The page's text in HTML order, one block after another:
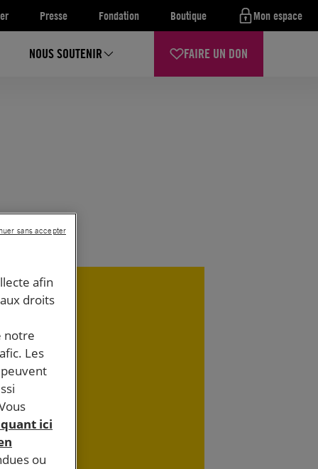
Presse Fondation Boutique Mon espace
NOUS SOUTENIR FAIRE UN DON
afin
droits
notre
Les
ici
ou
sans accepter